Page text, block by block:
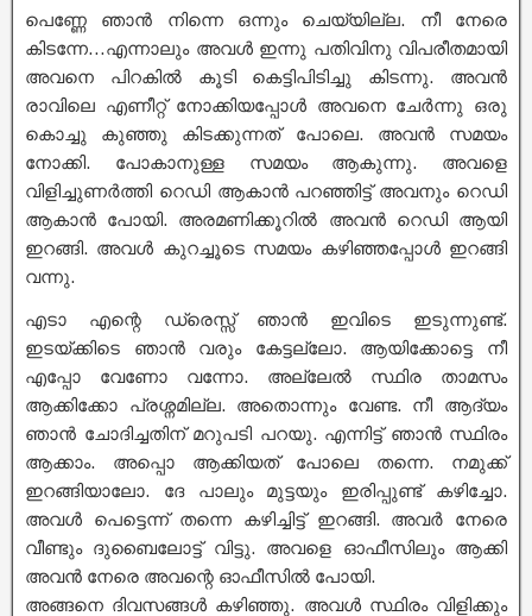
പെണ്ണേ ഞാൻ നിന്നെ ഒന്നും ചെയ്യില്ല. നീ നേരെ
കിടന്നേ…എന്നാലും അവൾ ഇന്നു പതിവിനു വിപരീതമായി
അവനെ പിറകിൽ കൂടി കെട്ടിപിടിച്ചു കിടന്നു. അവൻ
രാവിലെ എണീറ്റ് നോക്കിയപ്പോൾ അവനെ ചേർന്നു ഒരു
കൊച്ചു കുഞ്ഞു കിടക്കുന്നത് പോലെ. അവൻ സമയം
നോക്കി. പോകാനുള്ള സമയം ആകുന്നു. അവളെ
വിളിച്ചുണർത്തി റെഡി ആകാൻ പറഞ്ഞിട്ട് അവനും റെഡി
ആകാൻ പോയി. അരമണിക്കൂറിൽ അവൻ റെഡി ആയി
ഇറങ്ങി. അവൾ കുറച്ചൂടെ സമയം കഴിഞ്ഞപ്പോൾ ഇറങ്ങി
വന്നു.
എടാ എന്റെ ഡ്രെസ്സ് ഞാൻ ഇവിടെ ഇടുന്നുണ്ട്.
ഇടയ്ക്കിടെ ഞാൻ വരും കേട്ടല്ലോ. ആയിക്കോട്ടെ നീ
എപ്പോ വേണോ വന്നോ. അല്ലേൽ സ്ഥിര താമസം
ആക്കിക്കോ പ്രശ്നമില്ല. അതൊന്നും വേണ്ട. നീ ആദ്യം
ഞാൻ ചോദിച്ചതിന് മറുപടി പറയു. എന്നിട്ട് ഞാൻ സ്ഥിരം
ആക്കാം. അപ്പൊ ആക്കിയത് പോലെ തന്നെ. നമുക്ക്
ഇറങ്ങിയാലോ. ദേ പാലും മുട്ടയും ഇരിപ്പുണ്ട് കഴിച്ചോ.
അവൾ പെട്ടെന്ന് തന്നെ കഴിച്ചിട്ട് ഇറങ്ങി. അവർ നേരെ
വീണ്ടും ദുബൈലോട്ട് വിട്ടു. അവളെ ഓഫീസിലും ആക്കി
അവൻ നേരെ അവന്റെ ഓഫീസിൽ പോയി.
അങ്ങനെ ദിവസങ്ങൾ കഴിഞ്ഞു. അവൾ സ്ഥിരം വിളിക്കും